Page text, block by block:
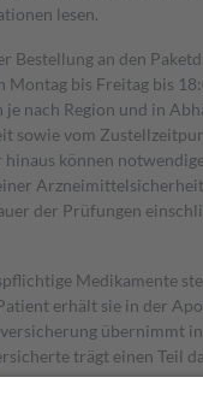
lesen.
Bestellung an den
Montag bis Freitag bis
nach Region und in
sowie vom
können
der Prüfungen
Medikamente
erhält sie in der
übernimmt
trägt einen Teil